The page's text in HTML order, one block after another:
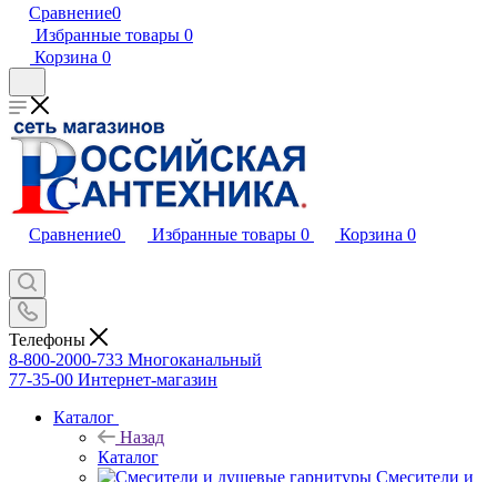
Сравнение0
Избранные товары 0
Корзина 0
Сравнение0 Избранные товары 0 Корзина 0
Телефоны
8-800-2000-733 Многоканальный
77-35-00 Интернет-магазин
Каталог
Назад
Каталог
Смесители и